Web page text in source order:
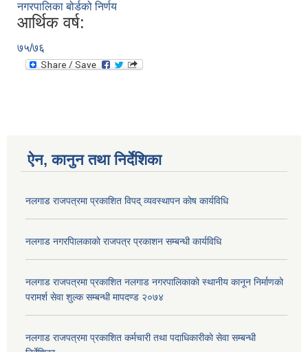
नगरपालिका बोर्डको निर्णय
आर्थिक वर्ष:
७५/७६
ऐन, कानुन तथा निर्देशिका
नलगाड राजपत्रमा प्रकाशित विपद् व्यवस्थापन काेष कार्यविधि
नलगाड नगरपािलकाकाे राजपत्र प्रकाशन सम्बन्धी कार्यविधि
नलगाड राजपत्रमा प्रकाशित नलगाड नगरपालिकाकाे स्थानीय कानून निर्माणकाे
परामर्श सेवा शुल्क सम्बन्धी मापदण्ड २०७४
नलगाड राजपत्रमा प्रकाशित कर्मचारी तथा पदाधिकारीकाे सेवा सम्बन्धी